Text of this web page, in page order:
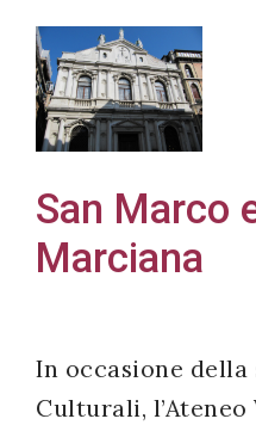
San Marco
Marciana
In occasione della
Culturali, l’Ateneo
Acconsento
all'uso dei
accordo
con il